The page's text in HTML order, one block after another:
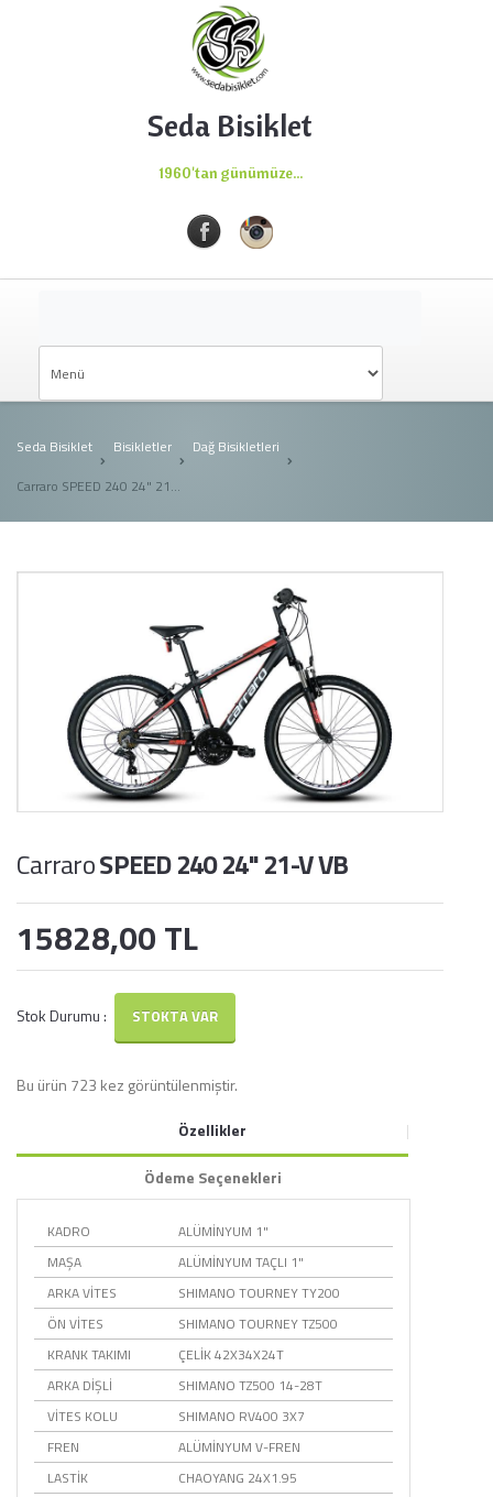
Seda Bisiklet
1960'tan günümüze...
Seda Bisiklet Bisikletler
Dağ Bisikletleri
Carraro SPEED 240 24" 21-V VB
CarraroSPEED 240 24" 21-V VB
15828,00 TL
Stok Durumu : STOKTA VAR
Bu ürün 723 kez görüntülenmiştir.
Özellikler
Ödeme Seçenekleri
KADRO
ALÜMİNYUM 1"
MAŞA
ALÜMİNYUM TAÇLI 1"
ARKA VİTES
SHIMANO TOURNEY TY200
ÖN VİTES
SHIMANO TOURNEY TZ500
KRANK TAKIMI
ÇELİK 42X34X24T
ARKA DİŞLİ
SHIMANO TZ500 14-28T
VİTES KOLU
SHIMANO RV400 3X7
FREN
ALÜMİNYUM V-FREN
LASTİK
CHAOYANG 24X1.95